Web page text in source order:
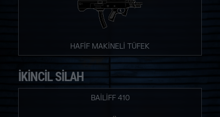
HAFİF MAKİNELİ TÜFEK
İKINCIL SILAH
BAILIFF 410